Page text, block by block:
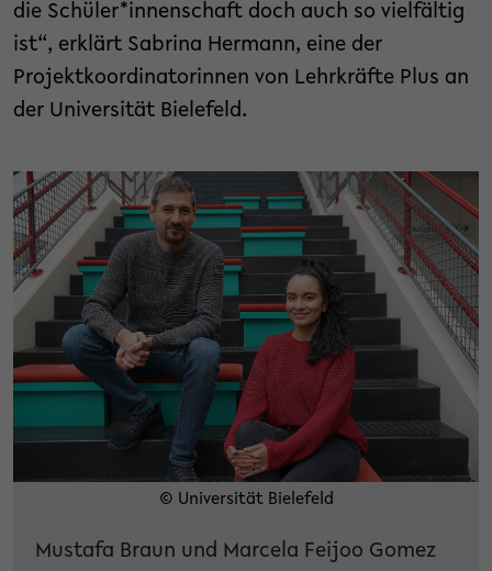
die Schüler*innenschaft doch auch so vielfältig
ist“, erklärt Sabrina Hermann, eine der
Projektkoordinatorinnen von Lehrkräfte Plus an
der Universität Bielefeld.
© Universität Bielefeld
Mustafa Braun und Marcela Feijoo Gomez